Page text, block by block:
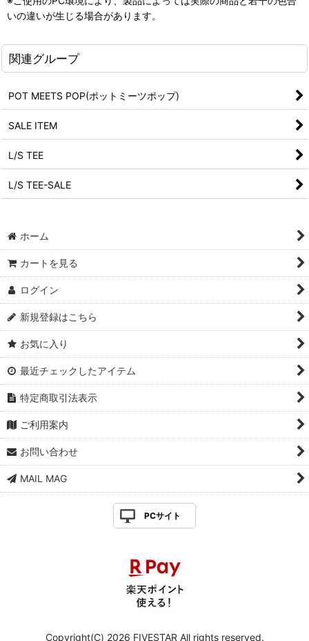
いの違いが生じる場合があります。
関連グループ
POT MEETS POP(ポットミーツポップ)
SALE ITEM
L/S TEE
L/S TEE-SALE
ホーム
カートを見る
ログイン
新規登録はこちら
お気に入り
最近チェックしたアイテム
特定商取引法表示
ご利用案内
お問い合わせ
MAIL MAG
PCサイト
Copyright(C) 2026 FIVESTAR All rights reserved.